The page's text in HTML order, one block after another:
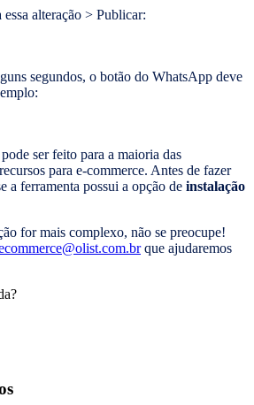
alteração > Publicar:
segundos, o botão do WhatsApp deve
ser feito para a maioria das
para e-commerce. Antes de fazer
a ferramenta possui a opção de instalação
for mais complexo, não se preocupe!
que ajudaremos